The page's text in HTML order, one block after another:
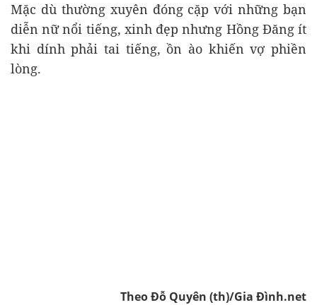
Mặc dù thường xuyên đóng cặp với những bạn
diễn nữ nổi tiếng, xinh đẹp nhưng Hồng Đăng ít
khi dính phải tai tiếng, ồn ào khiến vợ phiền
lòng.
Theo Đỗ Quyên (th)/Gia Đình.net